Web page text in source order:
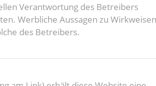
Verantwortung des Betreibers
Werbliche Aussagen zu Wirkweisen
des Betreibers.